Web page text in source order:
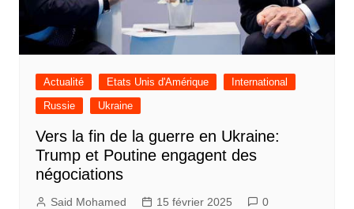
Actualité Etats Unis d'Amérique
International
Russie
Ukraine
Vers la fin de la guerre en Ukraine:
Trump et Poutine engagent des
négociations
Said Mohamed 15 février 2025 0